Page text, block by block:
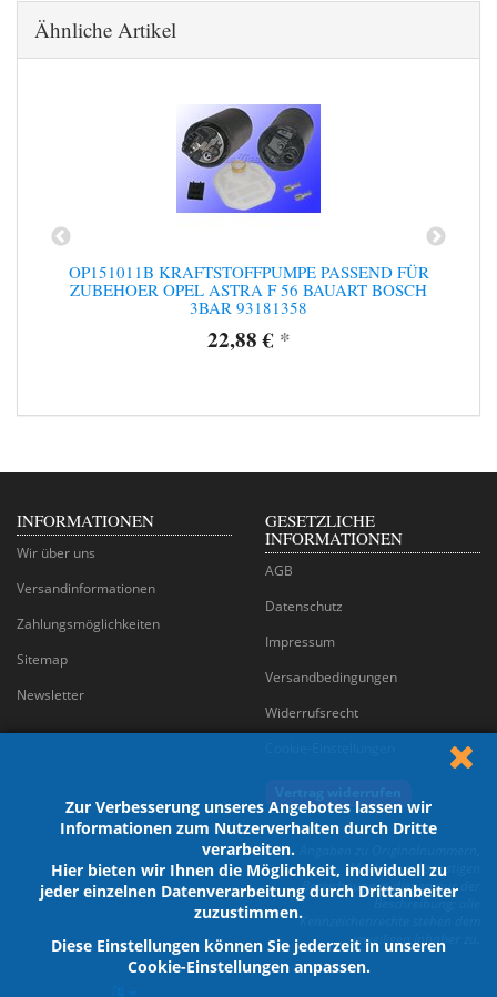
Zur Verbesserung unseres Angebotes lassen wir
Informationen zum Nutzerverhalten durch Dritte
verarbeiten.
Hier bieten wir Ihnen die Möglichkeit, individuell zu
jeder einzelnen Datenverarbeitung durch Drittanbeiter
zuzustimmen.
Diese Einstellungen können Sie jederzeit in unseren
Cookie-Einstellungen anpassen.
Ähnliche Artikel
OP151011B KRAFTSTOFFPUMPE PASSEND FÜR
ZUBEHOER OPEL ASTRA F 56 BAUART BOSCH
3BAR 93181358
22,88 € *
INFORMATIONEN
Wir über uns
Versandinformationen
Zahlungsmöglichkeiten
Sitemap
Newsletter
GESETZLICHE
INFORMATIONEN
AGB
Datenschutz
Impressum
Versandbedingungen
Widerrufsrecht
Marken und sonstigen
Bezeichnungen dienen nur der
Beschreibung; alle
Kennzeichenrechte stehen dem
jeweiligen Inhaber zu.